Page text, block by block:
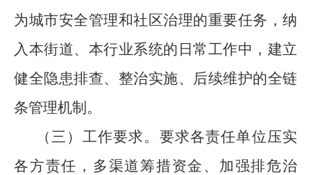
为城市安全管理和社区治理的重要任务，纳
入本街道、本行业系统的日常工作中，建立
健全隐患排查、整治实施、后续维护的全链
条管理机制。
（三）工作要求。要求各责任单位压实
各方责任，多渠道筹措资金、加强排危治